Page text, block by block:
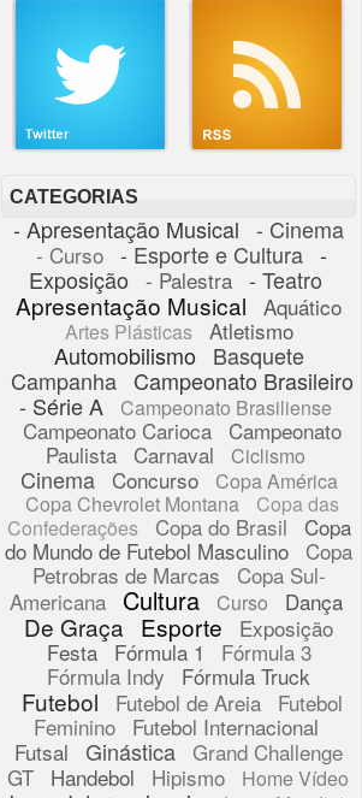
CATEGORIAS
- Apresentação Musical - Cinema
- Curso - Esporte e Cultura -
Exposição - Palestra - Teatro
Apresentação Musical Aquático
Artes Plásticas Atletismo
Automobilismo
Basquete
Campanha Campeonato Brasileiro
- Série A
Campeonato Brasiliense
Campeonato Carioca
Campeonato
Paulista Carnaval Ciclismo
Cinema Concurso
Copa América
Copa Chevrolet Montana
Copa das
Confederações
Copa do Brasil Copa
do Mundo de Futebol Masculino Copa
Petrobras de Marcas
Copa Sul-
Americana
Cultura Curso Dança
De Graça Esporte
Exposição
Festa
Fórmula 1
Fórmula 3
Fórmula Indy
Fórmula Truck
Futebol Futebol de Areia
Futebol
Feminino
Futebol Internacional
Futsal Ginástica Grand Challenge
GT Handebol Hipismo Home Vídeo